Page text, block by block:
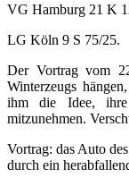
VG Hamburg 21 K
LG Köln 9 S 75/25.
Der Vortrag vom
Winterzeugs
ihm die Idee, ihre
mitzunehmen.
Vortrag: das Auto
durch ein